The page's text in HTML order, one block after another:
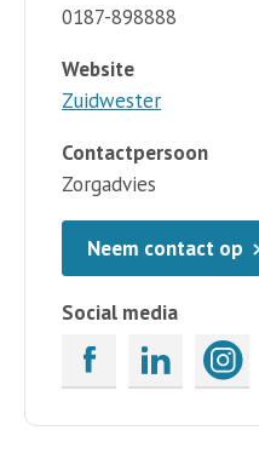
0187-898888
Website
Zuidwester
Contactpersoon
Zorgadvies
Neem contact op
Social media